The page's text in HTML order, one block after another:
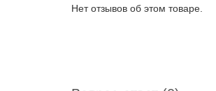
Нет отзывов об этом товаре.